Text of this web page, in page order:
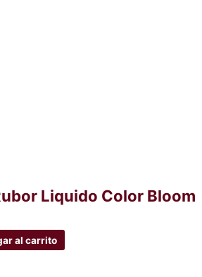
Liquido Color Bloom
al carrito